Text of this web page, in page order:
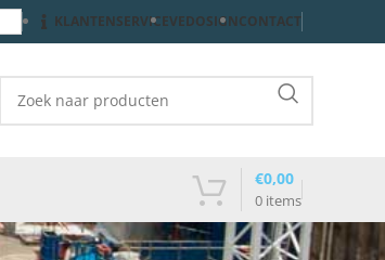
KLANTENSERVICEVEDOSIGNCONTACT
0 items
€0,00